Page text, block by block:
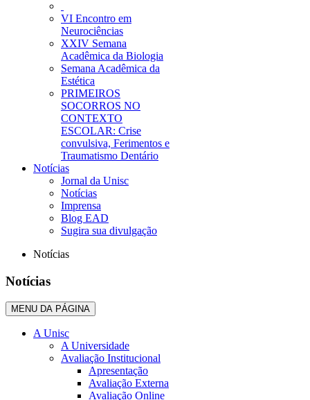
VI Encontro em
Neurociências
XXIV Semana
Acadêmica da Biologia
Semana Acadêmica da
Estética
PRIMEIROS
SOCORROS NO
CONTEXTO
ESCOLAR: Crise
convulsiva, Ferimentos e
Traumatismo Dentário
Notícias
Jornal da Unisc
Notícias
Imprensa
Blog EAD
Sugira sua divulgação
Notícias
Notícias
MENU DA PÁGINA
A Unisc
A Universidade
Avaliação Institucional
Apresentação
Avaliação Externa
Avaliação Online